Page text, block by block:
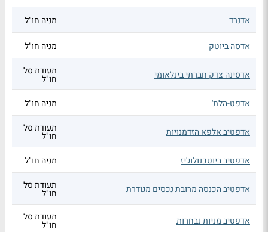
אדנרד מניה חו"ל
אדסה ביוטק מניה חו"ל
אדסינה צדק חברתי בינלאומי תעודת סל
חו"ל
אדפט-הלת'
מניה חו"ל
אדפטיב אלפא הזדמנויות תעודת סל
חו"ל
אדפטיב ביוטכנולוג'יז
מניה חו"ל
אדפטיב הכנסה מרובת נכסים מגודרת תעודת סל
חו"ל
אדפטיב מניות נבחרות תעודת סל
חו"ל